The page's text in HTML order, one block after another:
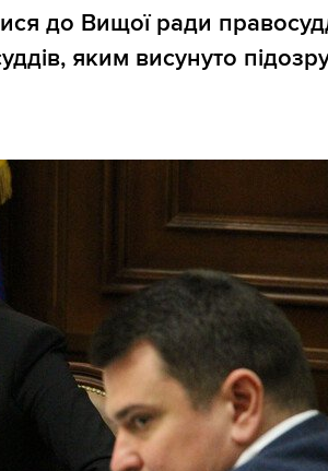
до Вищої ради
яким висунуто